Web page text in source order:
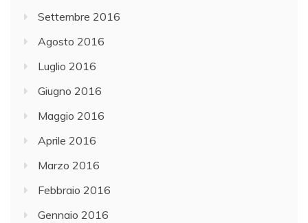
Settembre 2016
Agosto 2016
Luglio 2016
Giugno 2016
Maggio 2016
Aprile 2016
Marzo 2016
Febbraio 2016
Gennaio 2016